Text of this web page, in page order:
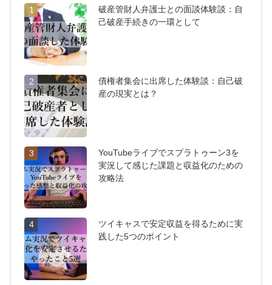
1
破産管財人弁護士との面談体験談：自
己破産手続きの一環として
2
債権者集会に出席した体験談：自己破
産の現実とは？
3
YouTubeライブでスプラトゥーン3を
実況して感じた課題と収益化のための
攻略法
4
ツイキャスで安定収益を得るために実
践した5つのポイント